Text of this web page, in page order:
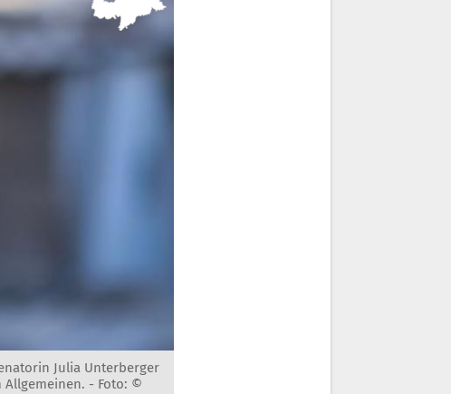
Julia Unterberger
Allgemeinen. - Foto: ©